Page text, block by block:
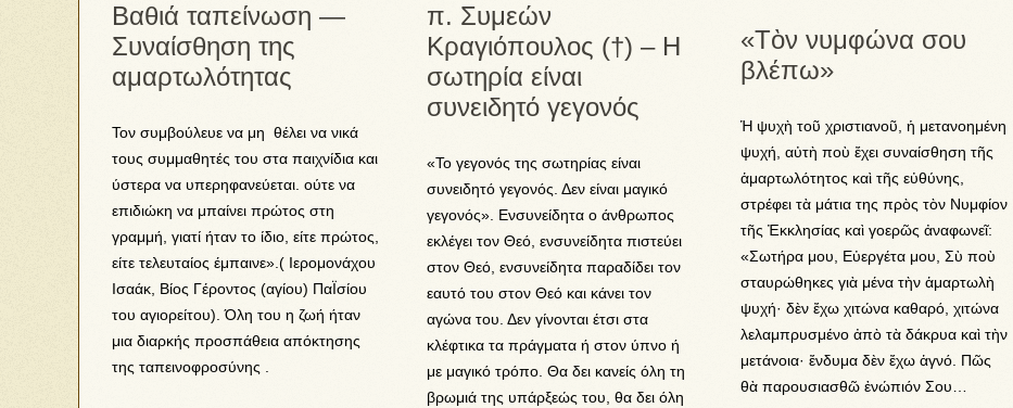
Βαθιά ταπείνωση —
Συναίσθηση της
αμαρτωλότητας
Τον συμβούλευε να μη θέλει να νικά
τους συμμαθητές του στα παιχνίδια και
ύστερα να υπερηφανεύεται. ούτε να
επιδιώκη να μπαίνει πρώτος στη
γραμμή, γιατί ήταν το ίδιο, είτε πρώτος,
είτε τελευταίος έμπαινε».( Ιερομονάχου
Ισαάκ, Βίος Γέροντος (αγίου) ΠαΪσίου
του αγιορείτου). Όλη του η ζωή ήταν
μια διαρκής προσπάθεια απόκτησης
της ταπεινοφροσύνης .
π. Συμεών
Κραγιόπουλος (†) – Η
σωτηρία είναι
συνειδητό γεγονός
«Το γεγονός της σωτηρίας είναι
συνειδητό γεγονός. Δεν είναι μαγικό
γεγονός». Ενσυνείδητα ο άνθρωπος
εκλέγει τον Θεό, ενσυνείδητα πιστεύει
στον Θεό, ενσυνείδητα παραδίδει τον
εαυτό του στον Θεό και κάνει τον
αγώνα του. Δεν γίνονται έτσι στα
κλέφτικα τα πράγματα ή στον ύπνο ή
με μαγικό τρόπο. Θα δει κανείς όλη τη
βρωμιά της υπάρξεώς του, θα δει όλη
«Τὸν νυμφώνα σου
βλέπω»
Ἡ ψυχὴ τοῦ χριστιανοῦ, ἡ μετανοημένη
ψυχή, αὐτὴ ποὺ ἔχει συναίσθηση τῆς
ἁμαρτωλότητος καὶ τῆς εὐθύνης,
στρέφει τὰ μάτια της πρὸς τὸν Νυμφίον
τῆς Ἐκκλησίας καὶ γοερῶς ἀναφωνεῖ:
«Σωτήρα μου, Εὐεργέτα μου, Σὺ ποὺ
σταυρώθηκες γιὰ μένα τὴν ἁμαρτωλὴ
ψυχή· δὲν ἔχω χιτώνα καθαρό, χιτώνα
λελαμπρυσμένο ἀπὸ τὰ δάκρυα καὶ τὴν
μετάνοια· ἔνδυμα δὲν ἔχω ἁγνό. Πῶς
θὰ παρουσιασθῶ ἐνώπιόν Σου…